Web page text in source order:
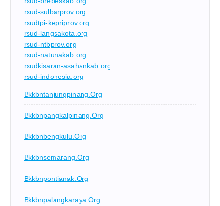
rsud-sulbarprov.org
rsudtpi-kepriprov.org
rsud-langsakota.org
rsud-ntbprov.org
rsud-natunakab.org
rsudkisaran-asahankab.org
rsud-indonesia.org
Bkkbntanjungpinang.org
Bkkbnpangkalpinang.org
Bkkbnbengkulu.org
Bkkbnsemarang.org
Bkkbnpontianak.org
Bkkbnpalangkaraya.org